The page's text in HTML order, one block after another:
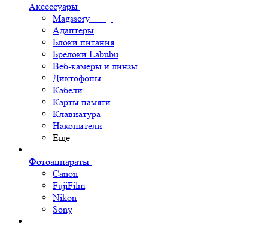
Аксессуары
Magssory
Адаптеры
Блоки питания
Брелоки Labubu
Веб-камеры и линзы
Диктофоны
Кабели
Карты памяти
Клавиатура
Накопители
Еще
Фотоаппараты
Canon
FujiFilm
Nikon
Sony